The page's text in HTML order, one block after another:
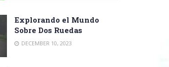
Explorando el Mundo
Sobre Dos Ruedas
DECEMBER 10, 2023